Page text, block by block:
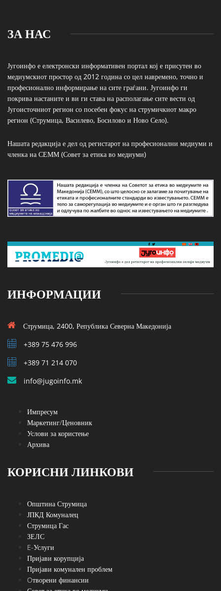
ЗА НАС
Југоинфо е електронски информативен портал кој е присутен во
медиумскиот простор од 2012 година со цел навремено, точно и
професионално информирање на сите граѓани. Југоинфо ги
покрива настаните и ви ги става на располагање сите вести од
Југоисточниот регион со посебен фокус на струмичкиот макро
регион (Струмица, Василево, Босилово и Ново Село).
Нашата редакција е дел од регистарот на професионални медиуми и
членка на СЕММ (Совет за етика во медиуми)
ИНФОРМАЦИИ
Струмица, 2400, Република Северна Македонија
+389 75 476 996
+389 71 214 070
info@jugoinfo.mk
Импресум
Маркетинг/Ценовник
Услови за користење
Архива
КОРИСНИ ЛИНКОВИ
Општина Струмица
ЈПКД Комуналец
Струмица Гас
ЗЕЛС
E-Услуги
Пријави корупција
Пријави комунален проблем
Oтворени финансии